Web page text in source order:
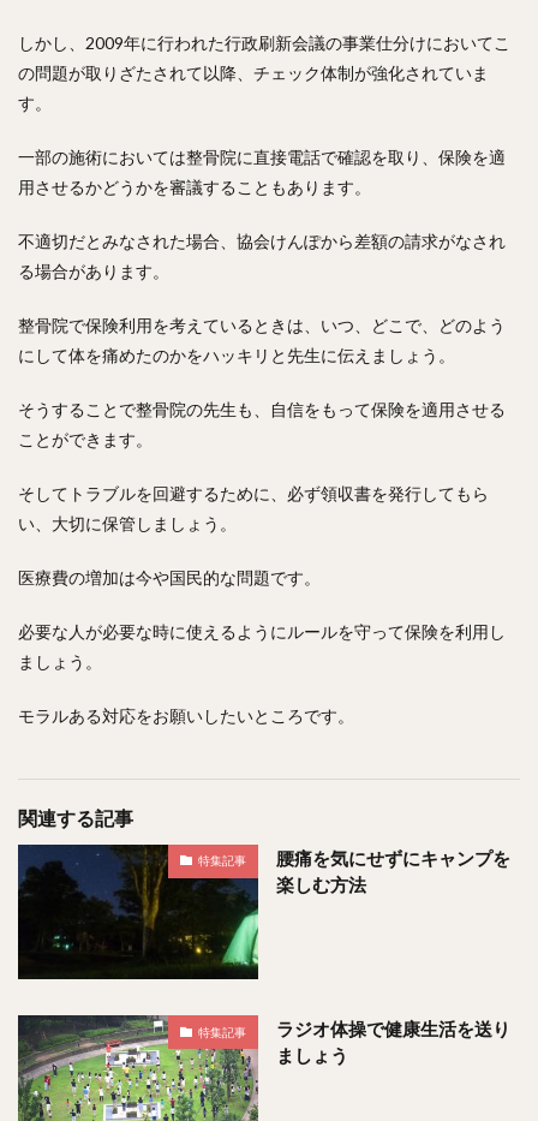
しかし、2009年に行われた行政刷新会議の事業仕分けにおいてこ
の問題が取りざたされて以降、チェック体制が強化されていま
す。
一部の施術においては整骨院に直接電話で確認を取り、保険を適
用させるかどうかを審議することもあります。
不適切だとみなされた場合、協会けんぽから差額の請求がなされ
る場合があります。
整骨院で保険利用を考えているときは、いつ、どこで、どのよう
にして体を痛めたのかをハッキリと先生に伝えましょう。
そうすることで整骨院の先生も、自信をもって保険を適用させる
ことができます。
そしてトラブルを回避するために、必ず領収書を発行してもら
い、大切に保管しましょう。
医療費の増加は今や国民的な問題です。
必要な人が必要な時に使えるようにルールを守って保険を利用し
ましょう。
モラルある対応をお願いしたいところです。
関連する記事
特集記事
腰痛を気にせずにキャンプを
楽しむ方法
特集記事
ラジオ体操で健康生活を送り
ましょう